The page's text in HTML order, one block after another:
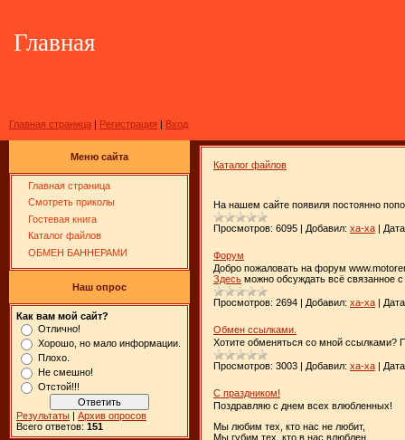
Главная
Главная страница | Регистрация | Вход
Меню сайта
Главная страница
Смотреть приколы
Гостевая книга
Каталог файлов
ОБМЕН БАННЕРАМИ
Наш опрос
Как вам мой сайт?
Отлично!
Хорошо, но мало информации.
Плохо.
Не смешно!
Отстой!!!
Результаты | Архив опросов
Всего ответов: 151
Каталог файлов
На нашем сайте появиля постоянно
Просмотров: 6095 | Добавил: xa-xa |
Форум
Добро пожаловать на форум
Здесь можно обсуждать всё связанное
Просмотров: 2694 | Добавил: xa-xa |
Обмен ссылками.
Хотите обменяться со мной ссылками?
Просмотров: 3003 | Добавил: xa-xa |
С праздником!
Поздравляю с днем всех влюбленных!
Мы любим тех, кто нас не любит,
Мы губим тех, кто в нас влюблен.